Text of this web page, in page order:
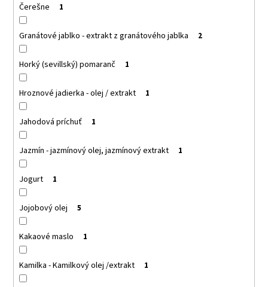
Čerešne 1
Granátové jablko - extrakt z granátového jablka 2
Horký (sevillský) pomaranč 1
Hroznové jadierka - olej / extrakt 1
Jahodová príchuť 1
Jazmín - jazmínový olej, jazmínový extrakt 1
Jogurt 1
Jojobový olej 5
Kakaové maslo 1
Kamilka - Kamilkový olej /extrakt 1
DONKEY
MILK
SPRCHOVACÍ
GÉL
DONKEY
SHOWER
GEL
€8,38